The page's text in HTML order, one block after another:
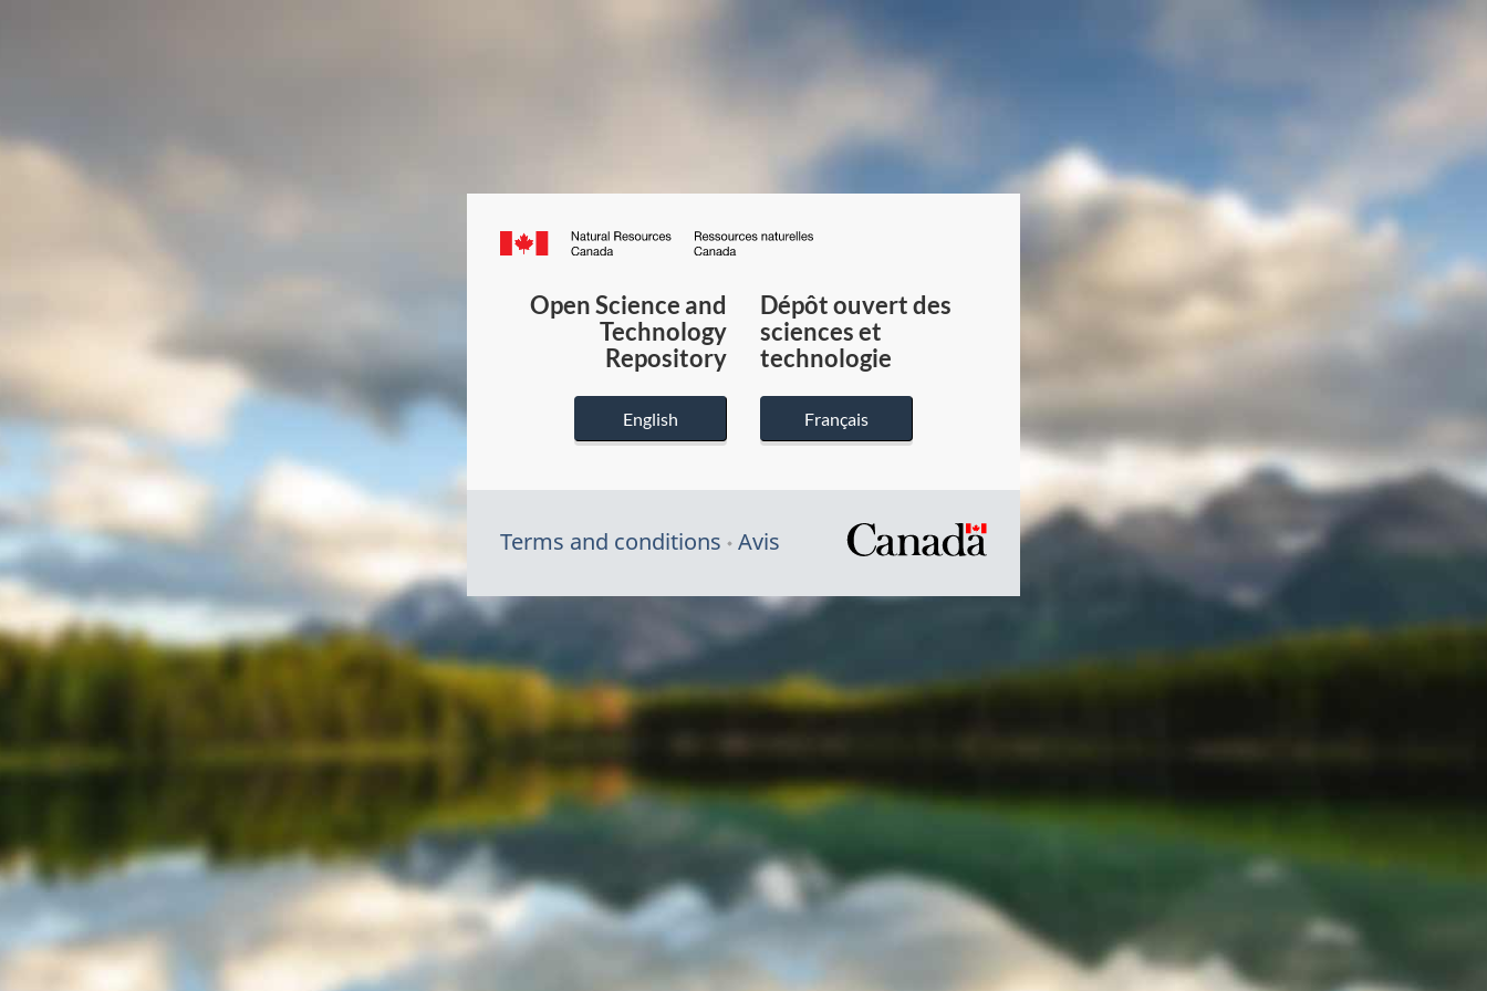
Canada.ca
du
Canada
Open Science and
Technology
Repository
English
Dépôt ouvert des
sciences et
technologie
Français
Terms and conditions Avis
/
gouvernement
du